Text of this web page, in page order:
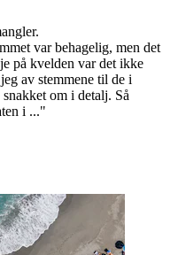
var behagelig, men det
på kvelden var det ikke
av stemmene til de i
om i detalj. Så
i ..."